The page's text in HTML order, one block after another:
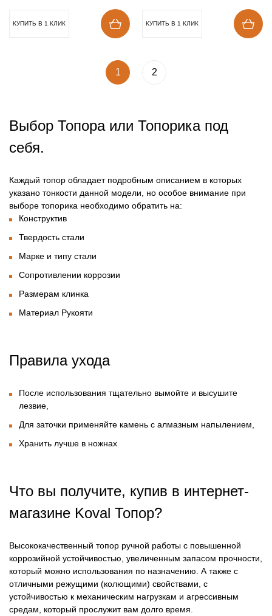
КУПИТЬ В 1 КЛИК КУПИТЬ В 1 КЛИК
1 2
Выбор Топора или Топорика под
себя.
Каждый топор обладает подробным описанием в которых
указано тонкости данной модели, но особое внимание при
выборе топорика необходимо обратить на:
Конструктив
Твердость стали
Марке и типу стали
Сопротивлении коррозии
Размерам клинка
Материал Рукояти
Правила ухода
После использования тщательно вымойте и высушите
лезвие,
Для заточки применяйте камень с алмазным напылением,
Хранить лучше в ножнах
Что вы получите, купив в интернет-
магазине Koval Топор?
Высококачественный топор ручной работы с повышенной
коррозийной устойчивостью, увеличенным запасом прочности,
который можно использования по назначению. А также с
отличными режущими (колющими) свойствами, с
устойчивостью к механическим нагрузкам и агрессивным
средам, который прослужит вам долго время.